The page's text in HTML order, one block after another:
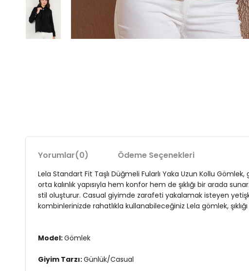
Yorumlar(0) Ödeme Seçenekleri
Lela Standart Fit Taşlı Düğmeli Fularlı Yaka Uzun Kollu
orta kalınlık yapısıyla hem konfor hem de şıklığı bir arada
stil oluşturur. Casual giyimde zarafeti yakalamak isteyen
kombinlerinizde rahatlıkla kullanabileceğiniz Lela gömlek,
Model:Gömlek
Giyim Tarzı:Günlük/Casual